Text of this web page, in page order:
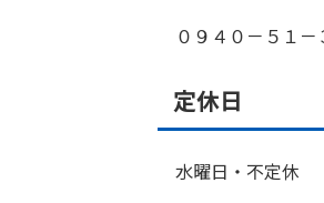
０９４０－５１－
定休日
水曜日・不定休